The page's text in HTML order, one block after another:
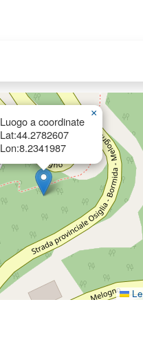
Luogo a coordinate
Lat:44.2782607
Lon:8.2341987
×